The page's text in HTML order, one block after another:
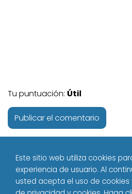
Tu puntuación: Útil
Este sitio web utiliza cookies
experiencia de usuario. Al
usted acepta el uso de